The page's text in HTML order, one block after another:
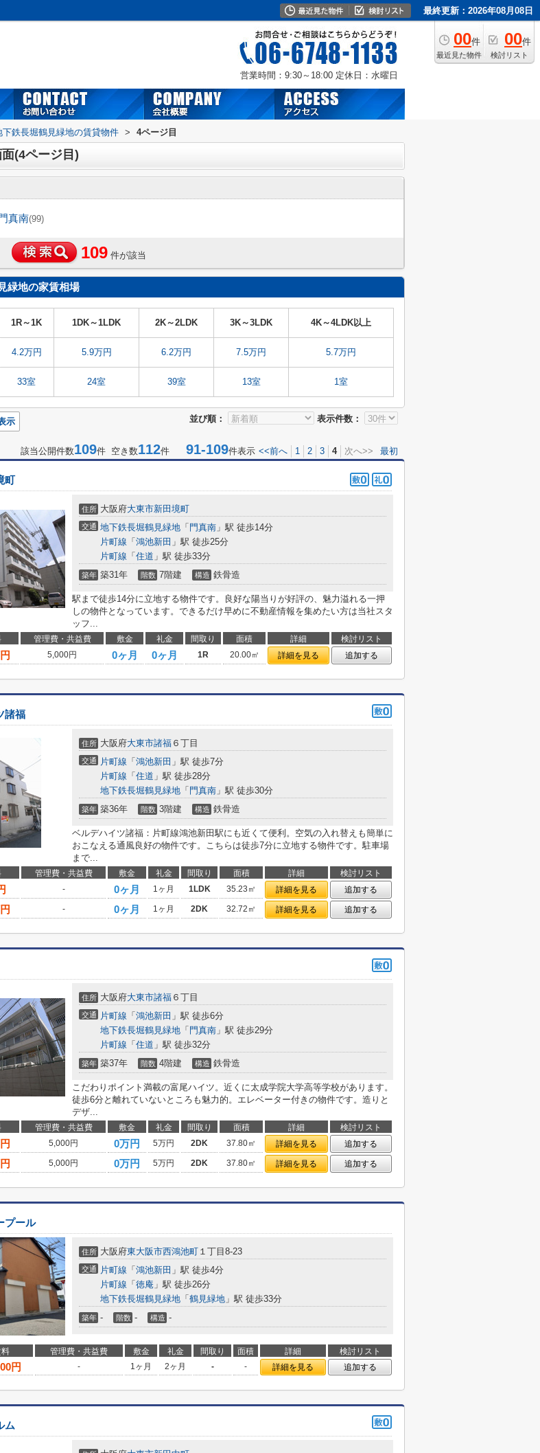
最終更新：2026年08月08日
00件
最近見た物件
00件
検討リスト
営業時間：9:30～18:00 定休日：水曜日
下鉄長堀鶴見緑地の賃貸物件 > 4ページ目
(4ページ目)
真南(99)
109 件が該当
緑地の家賃相場
1R～1K 1DK～1LDK 2K～2LDK 3K～3LDK 4K～4LDK以上
4.2万円 5.9万円 6.2万円 7.5万円 5.7万円
33室 24室 39室 13室 1室
並び順： 表示件数：
示
該当公開件数109件 空き数112件 91-109件表示 <<前へ 1 2 3 4 次へ>> 最初
町
住所 大阪府大東市新田境町
交通 地下鉄長堀鶴見緑地 「 門真南 」駅 徒歩14分
片町線 「 鴻池新田 」駅 徒歩25分
片町線 「 住道 」駅 徒歩33分
築年 築31年 階数 7階建 構造 鉄骨造
駅まで徒歩14分に立地する物件です。良好な陽当りが好評の、魅力溢れる一押
しの物件となっています。できるだけ早めに不動産情報を集めたい方は当社スタ
ッフ...
管理費・共益費 敷金 礼金 間取り 面積 詳細
検討リスト
5,000円 0ヶ月 0ヶ月 1R 20.00㎡ 詳細を見る 追加する
諸福
住所 大阪府大東市諸福 ６丁目
交通 片町線 「 鴻池新田 」駅 徒歩7分
片町線 「 住道 」駅 徒歩28分
地下鉄長堀鶴見緑地 「 門真南 」駅 徒歩30分
築年 築36年 階数 3階建 構造 鉄骨造
ベルデハイツ諸福：片町線鴻池新田駅にも近くて便利。空気の入れ替えも簡単に
おこなえる通風良好の物件です。こちらは徒歩7分に立地する物件です。駐車場
まで...
管理費・共益費 敷金 礼金 間取り 面積 詳細
検討リスト
- 0ヶ月 1ヶ月 1LDK 35.23㎡ 詳細を見る
追加する
- 0ヶ月 1ヶ月 2DK 32.72㎡ 詳細を見る 追加する
住所 大阪府大東市諸福 ６丁目
交通 片町線 「 鴻池新田 」駅 徒歩6分
地下鉄長堀鶴見緑地 「 門真南 」駅 徒歩29分
片町線 「 住道 」駅 徒歩32分
築年 築37年 階数 4階建 構造 鉄骨造
こだわりポイント満載の富尾ハイツ。近くに太成学院大学高等学校があります。
徒歩6分と離れていないところも魅力的。エレベーター付きの物件です。造りと
デザ...
管理費・共益費 敷金 礼金 間取り 面積 詳細
検討リスト
5,000円 0万円 5万円 2DK 37.80㎡ 詳細を見る
追加する
5,000円 0万円 5万円 2DK 37.80㎡ 詳細を見る 追加する
プール
住所 大阪府東大阪市西鴻池町 １丁目8-23
交通 片町線 「 鴻池新田 」駅 徒歩4分
片町線 「 徳庵 」駅 徒歩26分
地下鉄長堀鶴見緑地 「 鶴見緑地 」駅 徒歩33分
築年 - 階数 - 構造 -
管理費・共益費 敷金 礼金 間取り 面積 詳細
検討リスト
円 - 1ヶ月 2ヶ月 - - 詳細を見る 追加する
ム